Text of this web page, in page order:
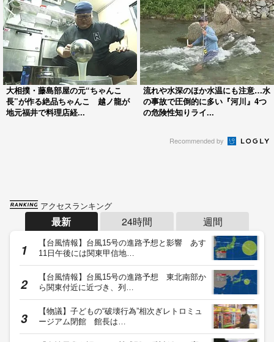
大相撲・藤島部屋の元“ちゃんこ
長”が作る絶品ちゃんこ 越ノ龍が
地元福井で料理店経...
流れや水深のほか水温にも注意…水
の事故で圧倒的に多い『河川』4つ
の危険性知りライ...
Recommended by
アクセスランキング
最新 24時間 週間
【台風情報】台風15号の進路予想と影響 あす
11日午後には関東甲信地…
【台風情報】台風15号の進路予想 東北南部か
ら関東付近に近づき、列…
【物議】子どもの“破壊行為”相次ぎレトロミュ
ージアム閉館 館長は…